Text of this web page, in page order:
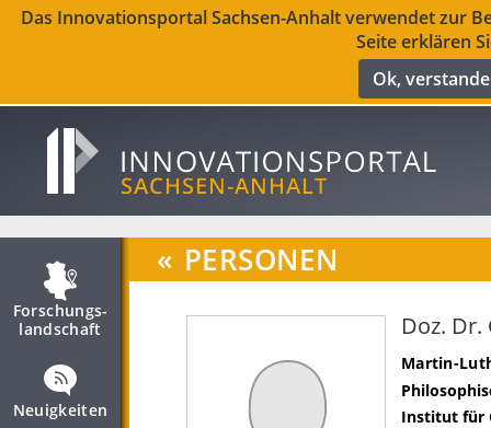
Das Innovationsportal Sachsen-Anhalt verwendet zur
Seite erklären
Ok,
Forschungs­
landschaft
Neuigkeiten
« PERSONEN
Doz.
Martin-
Institut für